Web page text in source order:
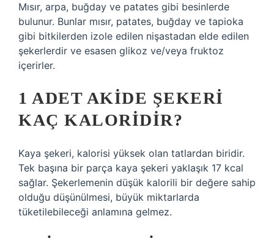
Mısır, arpa, buğday ve patates gibi besinlerde
bulunur. Bunlar mısır, patates, buğday ve tapioka
gibi bitkilerden izole edilen nişastadan elde edilen
şekerlerdir ve esasen glikoz ve/veya fruktoz
içerirler.
1 ADET AKIDE ŞEKERI
KAÇ KALORIDIR?
Kaya şekeri, kalorisi yüksek olan tatlardan biridir.
Tek başına bir parça kaya şekeri yaklaşık 17 kcal
sağlar. Şekerlemenin düşük kalorili bir değere sahip
olduğu düşünülmesi, büyük miktarlarda
tüketilebileceği anlamına gelmez.